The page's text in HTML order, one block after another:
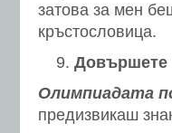
затова за мен
кръстословица.
Довършете
Олимпиадата
предизвикаш